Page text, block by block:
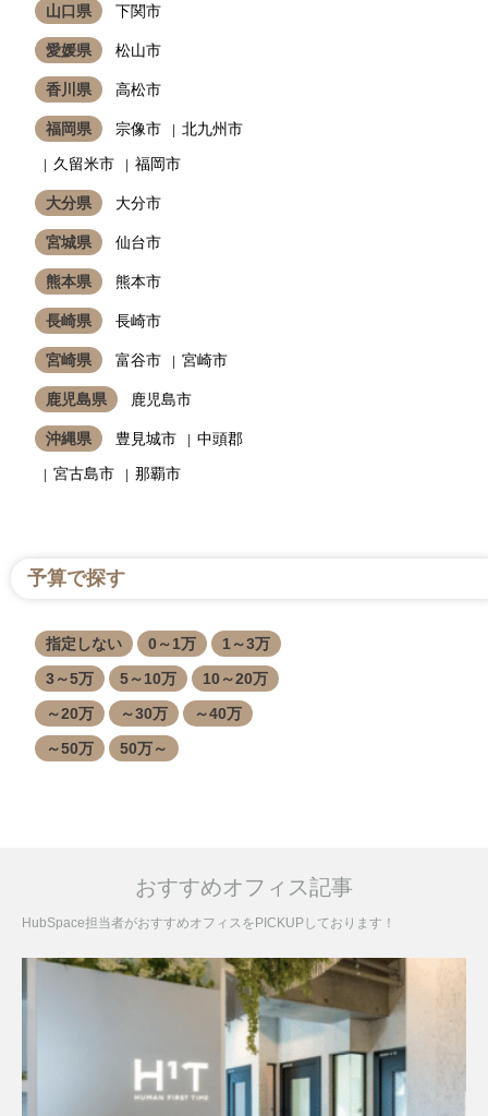
山口県 下関市
愛媛県 松山市
香川県 高松市
福岡県 宗像市
北九州市
久留米市
福岡市
大分県 大分市
宮城県 仙台市
熊本県 熊本市
長崎県 長崎市
宮崎県 富谷市 宮崎市
鹿児島県 鹿児島市
沖縄県 豊見城市
中頭郡
宮古島市
那覇市
予算で探す
指定しない 0～1万
1～3万
3～5万
5～10万
10～20万
～20万
～30万
～40万
～50万
50万～
おすすめオフィス記事
HubSpace担当者がおすすめオフィスをPICKUPしております！